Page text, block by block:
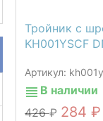
Тройник с
KH001YSCF
Артикул:
В наличии
426
284